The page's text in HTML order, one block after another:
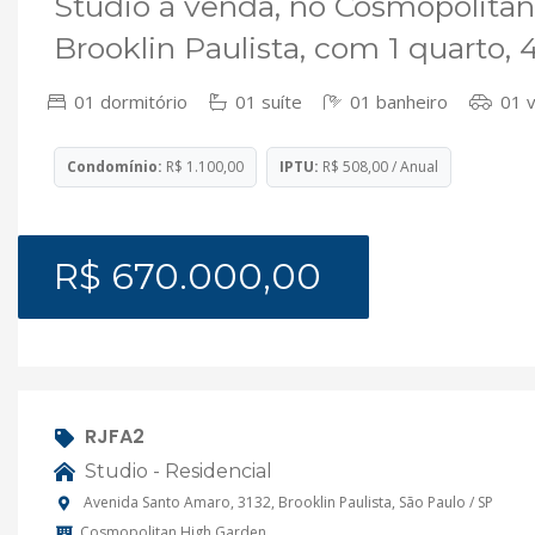
Brooklin Paulista, com 1 quarto,
01 dormitório 01 suíte 01 banheiro 01
Condomínio: R$ 1.100,00 IPTU: R$ 508,00 / Anual
R$ 670.000,00
RJFA2
Studio - Residencial
Avenida Santo Amaro, 3132, Brooklin Paulista, São Paulo / SP